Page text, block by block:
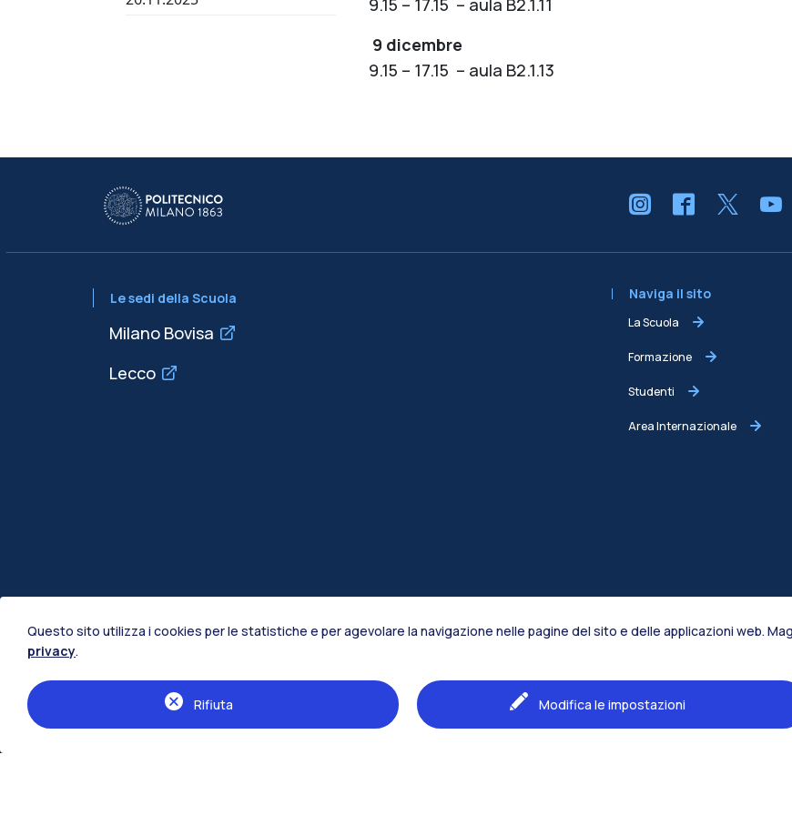
9.15 – 17.15 – aula B2.1.11
9 dicembre
9.15 – 17.15 – aula B2.1.13
Le sedi della Scuola
Milano Bovisa
Lecco
Naviga il sito
La Scuola
Formazione
Studenti
Area Internazionale
Questo sito utilizza i cookies per le statistiche e per agevolare la navigazione nelle pagine del sito e delle applicazioni web.
privacy.
Modifica le impostazioni
Rifiuta